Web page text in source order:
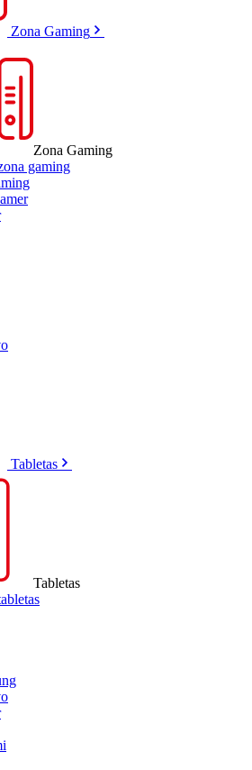
Zona Gaming
Zona Gaming
gaming
Tabletas
Tabletas